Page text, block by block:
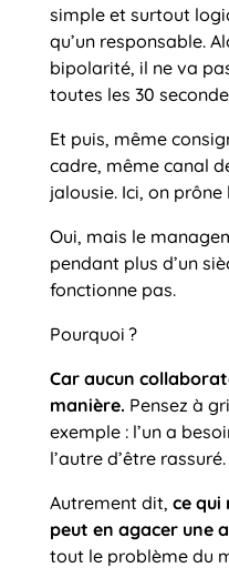
simple et surtout
qu’un responsable.
bipolarité, il ne va
toutes les 30
Et puis, même
cadre, même canal
jalousie. Ici, on prône
Oui, mais le
pendant plus d’un
fonctionne pas.
Pourquoi ?
Car aucun
manière. Pensez à
exemple : l’un a
l’autre d’être rassuré.
Autrement dit, ce qui
peut en agacer une
tout le problème du